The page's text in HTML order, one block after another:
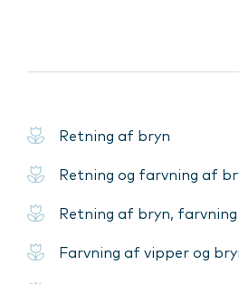
Retning af bryn
Retning og farvning af
Retning af bryn,
Farvning af vipper og